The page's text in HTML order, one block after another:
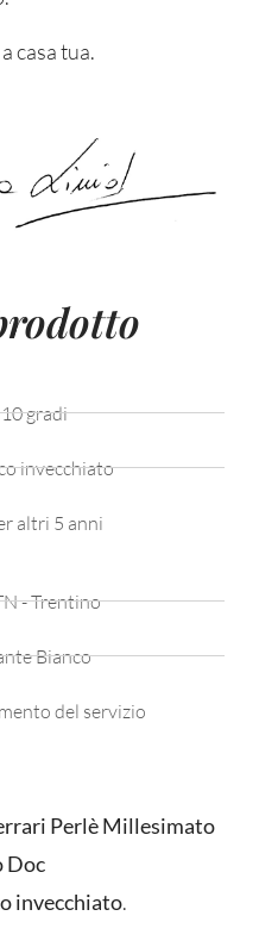
casa tua.
10 gradi
invecchiato
altri 5 anni
- Trentino
Bianco
del servizio
Perlè Millesimato
Doc
invecchiato.